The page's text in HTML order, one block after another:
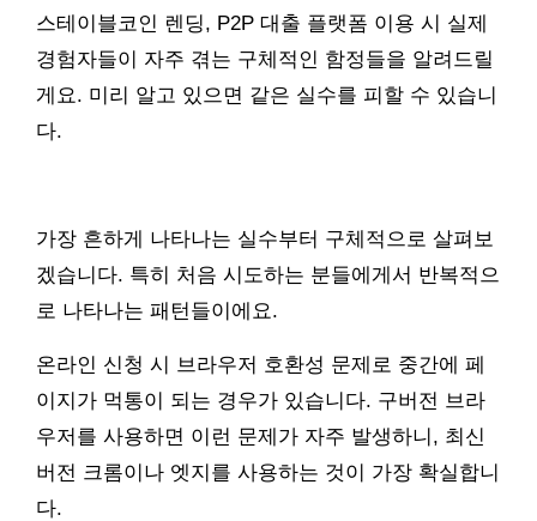
스테이블코인 렌딩, P2P 대출 플랫폼 이용 시 실제
경험자들이 자주 겪는 구체적인 함정들을 알려드릴
게요. 미리 알고 있으면 같은 실수를 피할 수 있습니
다.
가장 흔하게 나타나는 실수부터 구체적으로 살펴보
겠습니다. 특히 처음 시도하는 분들에게서 반복적으
로 나타나는 패턴들이에요.
온라인 신청 시 브라우저 호환성 문제로 중간에 페
이지가 먹통이 되는 경우가 있습니다. 구버전 브라
우저를 사용하면 이런 문제가 자주 발생하니, 최신
버전 크롬이나 엣지를 사용하는 것이 가장 확실합니
다.